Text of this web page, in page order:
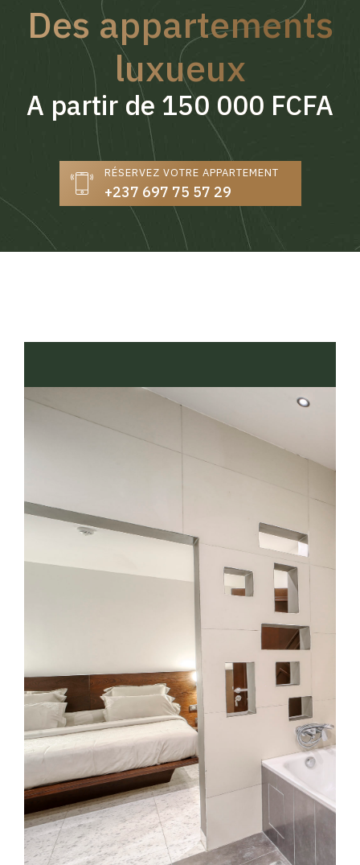
Des appartements
luxueux
A partir de 150 000 FCFA
RÉSERVEZ VOTRE APPARTEMENT
+237 697 75 57 29